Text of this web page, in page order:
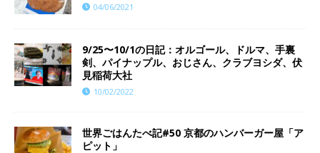
04/06/2021
9/25〜10/1の日記：オルゴール、ドルマ、手裏
剣、パイナップル、おじさん、クラブヨシダ、伏
見稲荷大社
10/02/2022
世界ごはんたべ記#50 京都のハンバーガー屋「ア
ピット」